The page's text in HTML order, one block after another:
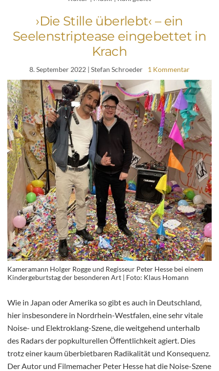
›Die Stille überlebt‹ – ein
Seelenstriptease eingebettet in
Krach
8. September 2022 | Stefan Schroeder 1 Kommentar
Kameramann Holger Rogge und Regisseur Peter Hesse bei einem
Kindergeburtstag der besonderen Art | Foto: Klaus Homann
Wie in Japan oder Amerika so gibt es auch in Deutschland,
hier insbesondere in Nordrhein-Westfalen, eine sehr vitale
Noise- und Elektroklang-Szene, die weitgehend unterhalb
des Radars der popkulturellen Öffentlichkeit agiert. Dies
trotz einer kaum überbietbaren Radikalität und Konsequenz.
Der Autor und Filmemacher Peter Hesse hat die Noise-Szene